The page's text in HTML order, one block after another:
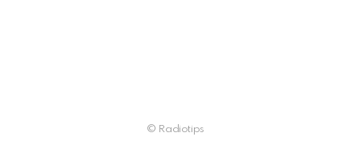
© Radiotips